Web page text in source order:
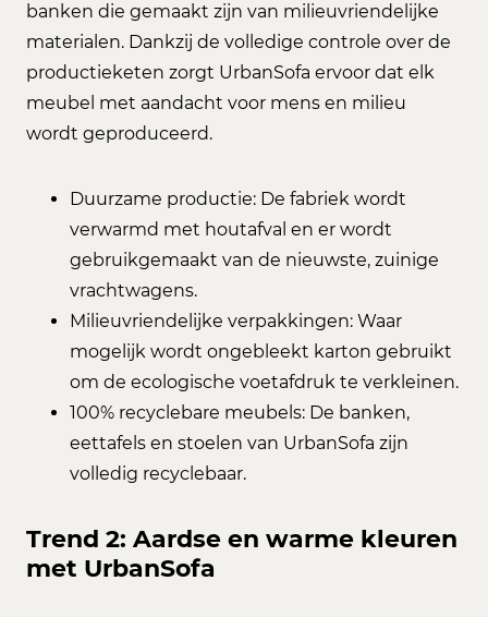
banken die gemaakt zijn van milieuvriendelijke
materialen. Dankzij de volledige controle over de
productieketen zorgt UrbanSofa ervoor dat elk
meubel met aandacht voor mens en milieu
wordt geproduceerd.
Duurzame productie: De fabriek wordt
verwarmd met houtafval en er wordt
gebruikgemaakt van de nieuwste, zuinige
vrachtwagens.
Milieuvriendelijke verpakkingen: Waar
mogelijk wordt ongebleekt karton gebruikt
om de ecologische voetafdruk te verkleinen.
100% recyclebare meubels: De banken,
eettafels en stoelen van UrbanSofa zijn
volledig recyclebaar.
Trend 2: Aardse en warme kleuren
met UrbanSofa